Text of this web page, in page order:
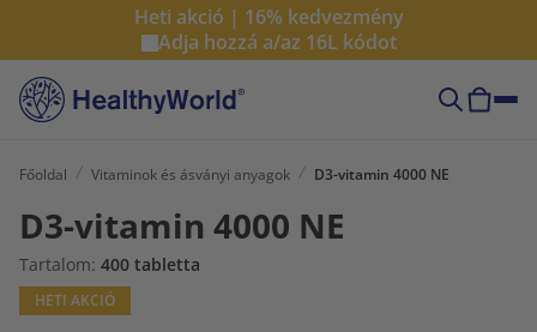
Heti akció | 16% kedvezmény
Adja hozzá a/az 16L kódot
Főoldal Vitaminok és ásványi anyagok D3-vitamin 4000 NE
D3-vitamin 4000 NE
Tartalom: 400 tabletta
HETI AKCIÓ